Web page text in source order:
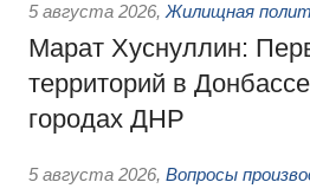
5 августа 2026, Жилищная
Марат Хуснуллин:
территорий в
городах ДНР
5 августа 2026, Вопросы